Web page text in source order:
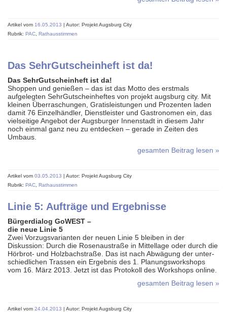
Artikel vom 16.05.2013 | Autor: Projekt Augsburg City
Rubrik: PAC Rathausstimmen
Das SehrGutscheinheft ist da!
Das SehrGutscheinheft ist da!
Shoppen und genießen – das ist das Motto des erstmals
aufgelegten SehrGutscheinheftes von projekt augsburg city. Mit
kleinen Überraschungen, Gratisleistungen und Prozenten laden
damit 76 Einzelhändler, Dienstleister und Gastronomen ein, das
vielseitige Angebot der Augsburger Innenstadt in diesem Jahr
noch einmal ganz neu zu entdecken – gerade in Zeiten des
Umbaus.
gesamten Beitrag lesen »
Artikel vom 03.05.2013 | Autor: Projekt Augsburg City
Rubrik: PAC Rathausstimmen
Linie 5: Aufträge und Ergebnisse
Bürgerdialog GoWEST –
die neue Linie 5
Zwei Vorzugsvarianten der neuen Linie 5 bleiben in der
Diskussion: Durch die Rosenaustraße in Mittellage oder durch die
Hörbrot- und Holzbachstraße. Das ist nach Abwägung der unter­
schiedlichen Trassen ein Ergebnis des 1. Planungs­workshops
vom 16. März 2013. Jetzt ist das Protokoll des Workshops online.
gesamten Beitrag lesen »
Artikel vom 24.04.2013 | Autor: Projekt Augsburg City